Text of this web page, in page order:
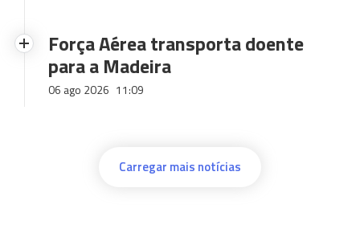
Força Aérea transporta doente
para a Madeira
06 ago 2026 11:09
Carregar mais notícias